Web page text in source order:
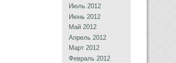
Июль 2012
Июнь 2012
Май 2012
Апрель 2012
Март 2012
Февраль 2012